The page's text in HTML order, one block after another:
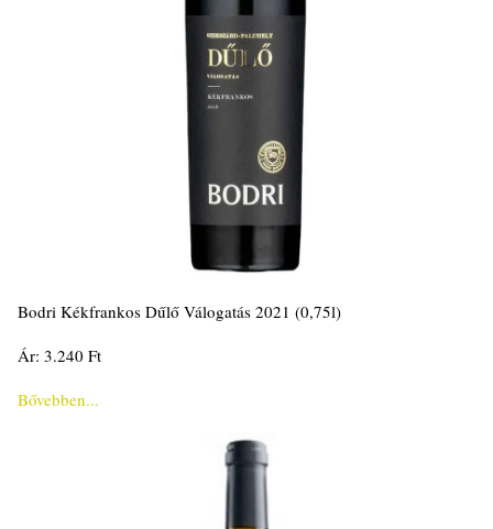
Bodri Kékfrankos Dűlő Válogatás 2021 (0,75l)
Ár: 3.240 Ft
Bővebben...